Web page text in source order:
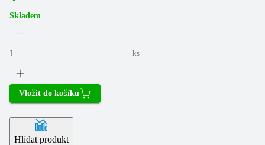
Skladem
ks
Vložit do košíku
Hlídat produkt